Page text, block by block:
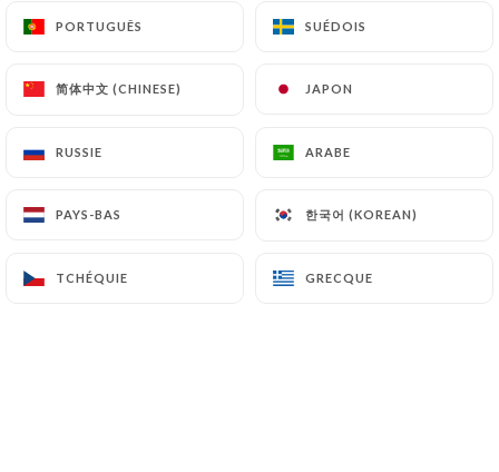
PORTUGUÊS SUÉDOIS
简体中文 (CHINESE) JAPON
RUSSIE ARABE
PAYS-BAS 한국어 (KOREAN)
TCHÉQUIE GRECQUE
PORTUGUÊS SUÉDOIS
简体中文 (CHINESE) JAPON
RUSSIE ARABE
PAYS-BAS 한국어 (KOREAN)
TCHÉQUIE GRECQUE